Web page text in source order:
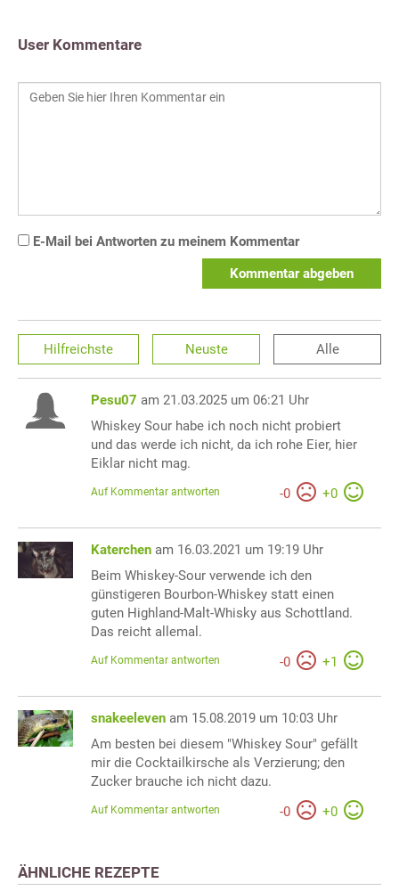
User Kommentare
E-Mail bei Antworten zu meinem Kommentar
Kommentar abgeben
Hilfreichste Neuste Alle
Pesu07 am 21.03.2025 um 06:21 Uhr
Whiskey Sour habe ich noch nicht probiert
und das werde ich nicht, da ich rohe Eier, hier
Eiklar nicht mag.
-0 +0
Auf Kommentar antworten
Katerchen am 16.03.2021 um 19:19 Uhr
Beim Whiskey-Sour verwende ich den
günstigeren Bourbon-Whiskey statt einen
guten Highland-Malt-Whisky aus Schottland.
Das reicht allemal.
-0 +1
Auf Kommentar antworten
snakeeleven am 15.08.2019 um 10:03 Uhr
Am besten bei diesem "Whiskey Sour" gefällt
mir die Cocktailkirsche als Verzierung; den
Zucker brauche ich nicht dazu.
-0 +0
Auf Kommentar antworten
ÄHNLICHE REZEPTE